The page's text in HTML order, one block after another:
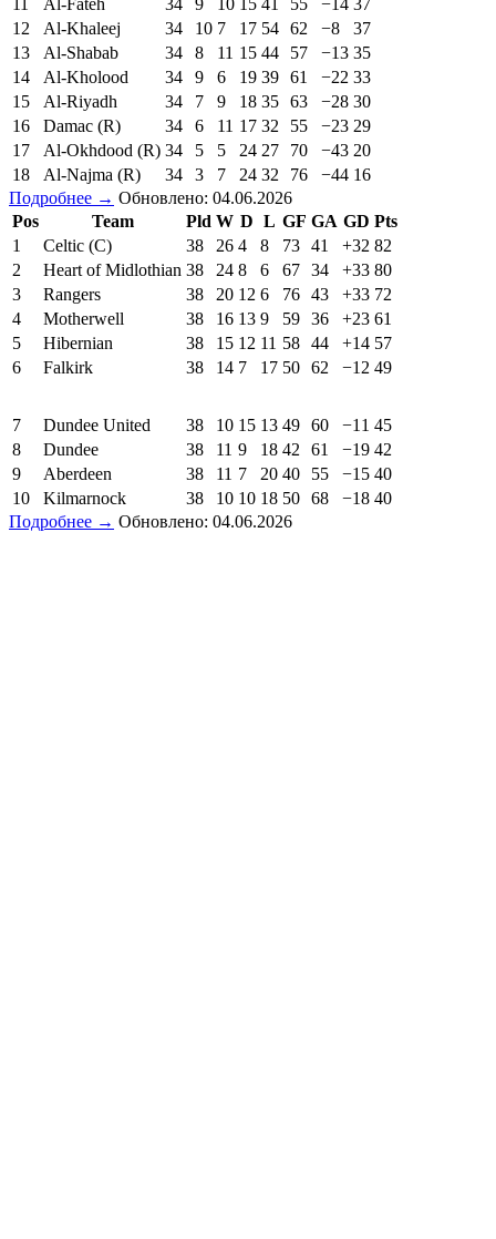
12
Al-Khaleej 34 10 7 17 54 62 −8
37
13
Al-Shabab 34 8 11 15 44 57 −13 35
14
Al-Kholood 34 9 6 19 39 61 −22 33
15
Al-Riyadh 34 7 9 18 35 63 −28 30
16
Damac (R) 34 6 11 17 32 55 −23 29
17
Al-Okhdood (R) 34 5 5 24 27 70 −43 20
18
Al-Najma (R) 34 3 7 24 32 76 −44 16
Подробнее → Обновлено: 04.06.2026
Pos
Team Pld W D L GF GA GD Pts
1
Celtic (C) 38 26 4 8 73 41 +32 82
2
Heart of Midlothian 38 24 8 6 67 34 +33 80
3
Rangers 38 20 12 6 76 43 +33 72
4
Motherwell 38 16 13 9 59 36 +23 61
5
Hibernian 38 15 12 11 58 44 +14 57
6
Falkirk 38 14 7 17 50 62 −12 49
7 Dundee United 38 10 15 13 49 60 −11 45
8
Dundee 38 11 9 18 42 61 −19 42
9
Aberdeen 38 11 7 20 40 55 −15 40
10
Kilmarnock 38 10 10 18 50 68 −18 40
Подробнее → Обновлено: 04.06.2026